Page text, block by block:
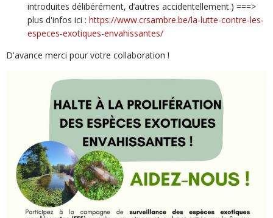
introduites délibérément, d’autres accidentellement.) ===>
plus d'infos ici : https://www.crsambre.be/la-lutte-contre-les-
especes-exotiques-envahissantes/
D'avance merci pour votre collaboration !